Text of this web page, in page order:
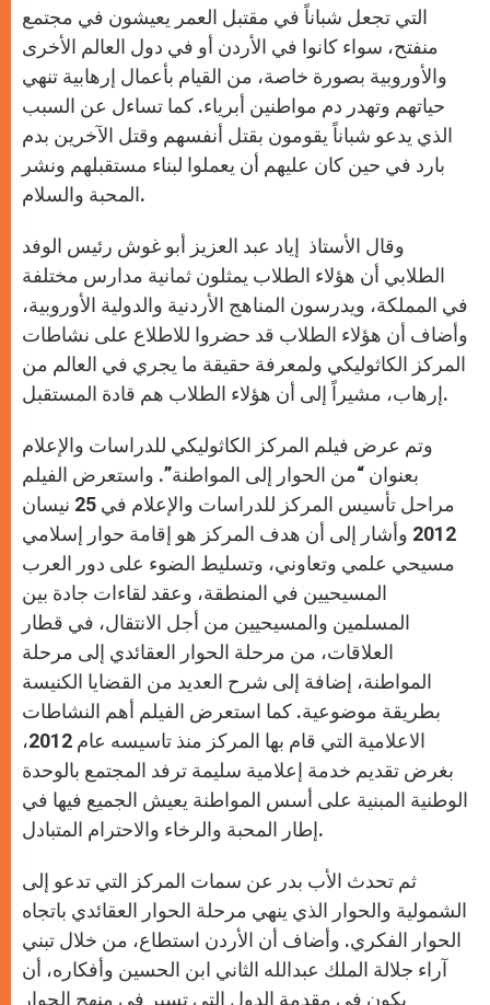
التي تجعل شباناً في مقتبل العمر يعيشون في مجتمع
منفتح، سواء كانوا في الأردن أو في دول العالم الأخرى
والأوروبية بصورة خاصة، من القيام بأعمال إرهابية تنهي
حياتهم وتهدر دم مواطنين أبرياء. كما تساءل عن السبب
الذي يدعو شباناً يقومون بقتل أنفسهم وقتل الآخرين بدم
بارد في حين كان عليهم أن يعملوا لبناء مستقبلهم ونشر
المحبة والسلام.
وقال الأستاذ إياد عبد العزيز أبو غوش رئيس الوفد
الطلابي أن هؤلاء الطلاب يمثلون ثمانية مدارس مختلفة
في المملكة، ويدرسون المناهج الأردنية والدولية الأوروبية،
وأضاف أن هؤلاء الطلاب قد حضروا للاطلاع على نشاطات
المركز الكاثوليكي ولمعرفة حقيقة ما يجري في العالم من
إرهاب، مشيراً إلى أن هؤلاء الطلاب هم قادة المستقبل.
وتم عرض فيلم المركز الكاثوليكي للدراسات والإعلام
بعنوان “من الحوار إلى المواطنة”. واستعرض الفيلم
مراحل تأسيس المركز للدراسات والإعلام في 25 نيسان
2012 وأشار إلى أن هدف المركز هو إقامة حوار إسلامي
مسيحي علمي وتعاوني، وتسليط الضوء على دور العرب
المسيحيين في المنطقة، وعقد لقاءات جادة بين
المسلمين والمسيحيين من أجل الانتقال، في قطار
العلاقات، من مرحلة الحوار العقائدي إلى مرحلة
المواطنة، إضافة إلى شرح العديد من القضايا الكنيسة
بطريقة موضوعية. كما استعرض الفيلم أهم النشاطات
الاعلامية التي قام بها المركز منذ تاسيسه عام 2012،
بغرض تقديم خدمة إعلامية سليمة ترفد المجتمع بالوحدة
الوطنية المبنية على أسس المواطنة يعيش الجميع فيها في
إطار المحبة والرخاء والاحترام المتبادل.
ثم تحدث الأب بدر عن سمات المركز التي تدعو إلى
الشمولية والحوار الذي ينهي مرحلة الحوار العقائدي باتجاه
الحوار الفكري. وأضاف أن الأردن استطاع، من خلال تبني
آراء جلالة الملك عبدالله الثاني ابن الحسين وأفكاره، أن
يكون في مقدمة الدول التي تسير في منهج الحوار